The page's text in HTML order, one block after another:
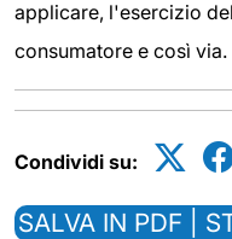
applicare, l'esercizio
consumatore e così via.
Condividi su:
SALVA IN PDF |